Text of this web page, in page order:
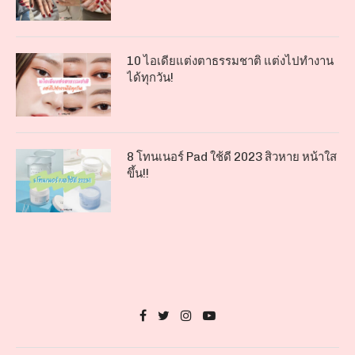
10 ไอเดียแต่งตาธรรมชาติ แต่งไปทำงาน
ได้ทุกวัน!
8 โทนเนอร์ Pad ใช้ดี 2023 สิวหาย หน้าใส
ขึ้น!!